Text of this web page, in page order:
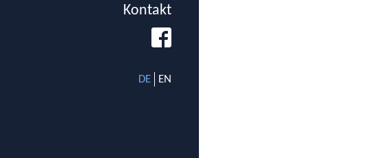
Kontakt
DE EN